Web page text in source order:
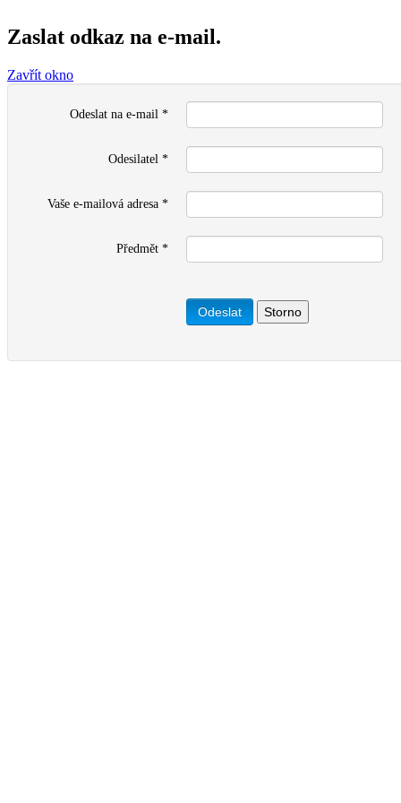
Zaslat odkaz na e-mail.
Zavřít okno
Odeslat na e-mail *
Odesilatel *
Vaše e-mailová adresa *
Předmět *
Odeslat Storno